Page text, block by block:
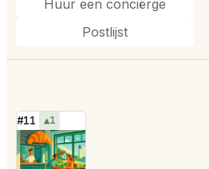
Huur een conciërge
Postlijst
#11 ▲1
⭐